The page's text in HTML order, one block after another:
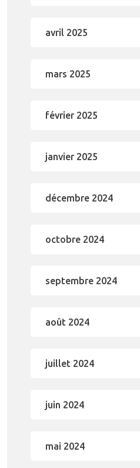
avril 2025
mars 2025
février 2025
janvier 2025
décembre 2024
octobre 2024
septembre 2024
août 2024
juillet 2024
juin 2024
mai 2024